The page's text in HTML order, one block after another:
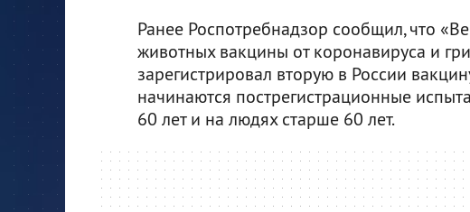
Ранее Роспотребнадзор сообщил, что
животных вакцины от коронавируса и
зарегистрировал вторую в России
начинаются пострегистрационные
60 лет и на людях старше 60 лет.